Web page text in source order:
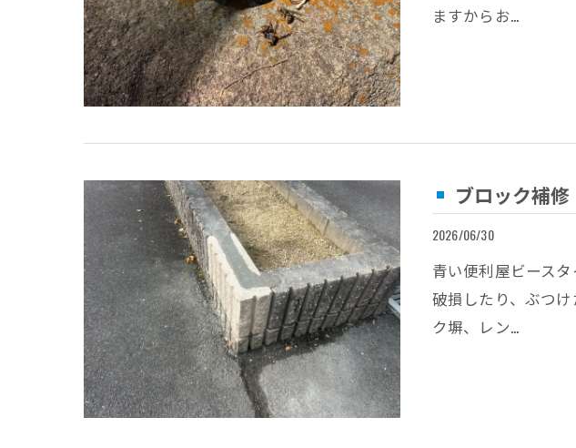
ますからお…
ブロック
2026/06/30
青い便利屋ビース
破損したり、ぶつ
ク塀、レン…